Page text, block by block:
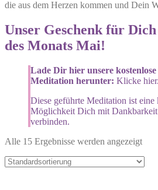
die aus dem Herzen kommen und Dein
Unser Geschenk für
des Monats Mai!
Lade Dir hier unsere
Meditation herunter: Klicke hier.
Diese geführte Meditation ist eine
Möglichkeit Dich mit Dankbarkeit
verbinden.
Alle 15 Ergebnisse werden angezeigt